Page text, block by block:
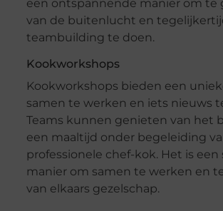
een ontspannende manier om te
van de buitenlucht en
teambuilding te doen.
Kookworkshops
Kookworkshops bieden een
samen te werken en iets nieuws
Teams kunnen genieten van het
een maaltijd onder begeleiding
professionele chef-kok. Het is een
manier om samen te werken en
van elkaars gezelschap.